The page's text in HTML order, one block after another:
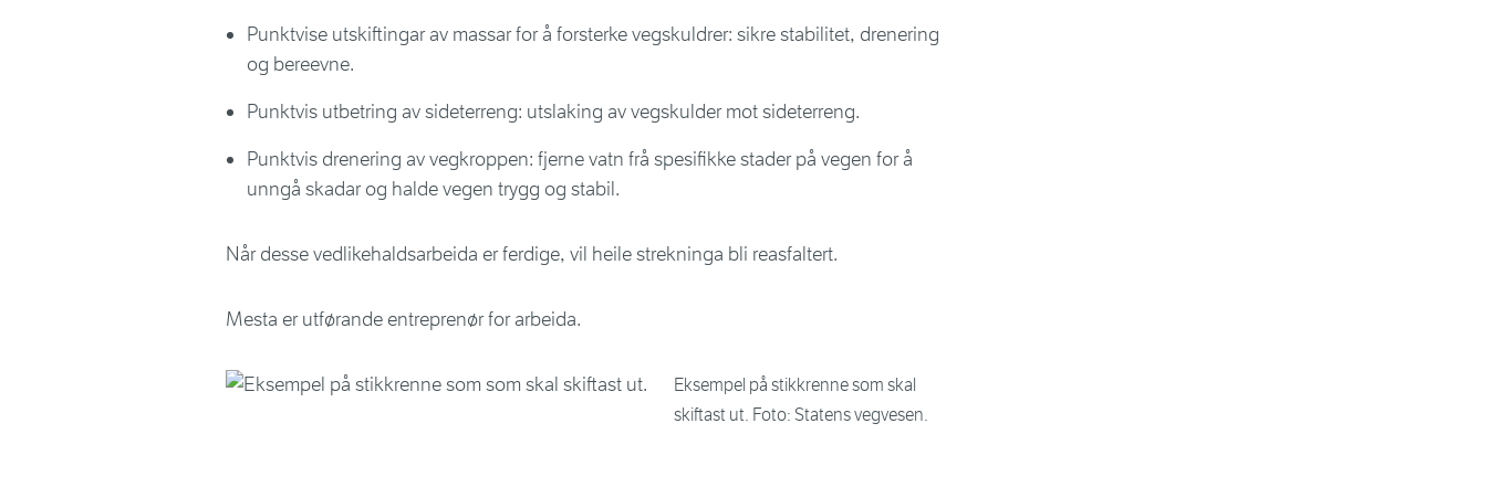
Punktvise utskiftingar av massar for å forsterke vegskuldrer: sikre stabilitet, drenering
og bereevne.
Punktvis utbetring av sideterreng: utslaking av vegskulder mot sideterreng.
Punktvis drenering av vegkroppen: fjerne vatn frå spesifikke stader på vegen for å
unngå skadar og halde vegen trygg og stabil.
Når desse vedlikehaldsarbeida er ferdige, vil heile strekninga bli reasfaltert.
Mesta er utførande entreprenør for arbeida.
Eksempel på stikkrenne som skal
skiftast ut. Foto: Statens vegvesen.